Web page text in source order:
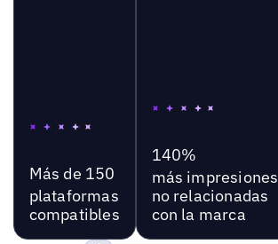
Más de 150
plataformas
compatibles
140%
más impresiones
no relacionadas
con la marca